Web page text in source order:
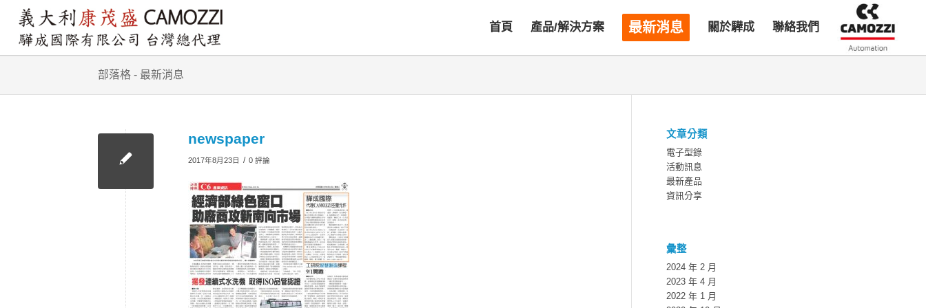
首頁 產品/解決方案 最新消息 關於驊成 聯絡我們
部落格 - 最新消息
newspaper
2017年8月23日 / 0 評論
文章分類
電子型錄
活動訊息
最新產品
資訊分享
彙整
2024 年 2 月
2023 年 4 月
2022 年 1 月